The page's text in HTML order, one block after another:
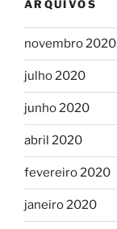
ARQUIVOS
novembro 2020
julho 2020
junho 2020
abril 2020
fevereiro 2020
janeiro 2020